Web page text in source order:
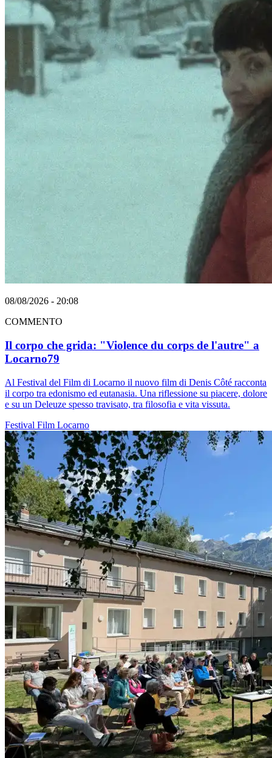
08/08/2026 - 20:08
COMMENTO
Il corpo che grida: "Violence du corps de l'autre" a
Locarno79
Al Festival del Film di Locarno il nuovo film di Denis Côté racconta
il corpo tra edonismo ed eutanasia. Una riflessione su piacere, dolore
e su un Deleuze spesso travisato, tra filosofia e vita vissuta.
Festival Film Locarno